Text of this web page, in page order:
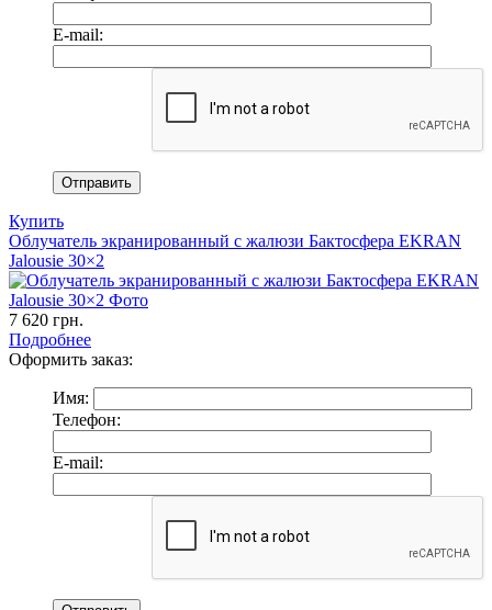
E-mail:
Купить
Облучатель экранированный с жалюзи Бактосфера EKRAN
Jalousie 30×2
7 620 грн.
Подробнее
Оформить заказ:
Имя:
Телефон:
E-mail: